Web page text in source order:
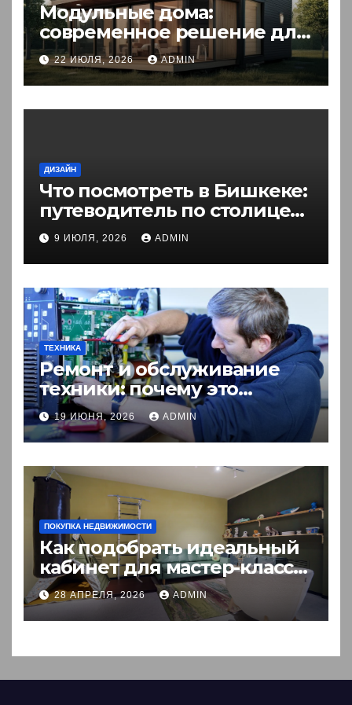
Модульные дома:
современное решение для
комфортного житья
22 ИЮЛЯ, 2026 ADMIN
ДИЗАЙН
Что посмотреть в Бишкеке:
путеводитель по столице
Кыргызстана
9 ИЮЛЯ, 2026 ADMIN
ТЕХНИКА
Ремонт и обслуживание
техники: почему это
выгоднее покупки новой?
19 ИЮНЯ, 2026 ADMIN
ПОКУПКА НЕДВИЖИМОСТИ
Как подобрать идеальный
кабинет для мастер-класса:
пошаговый гид
28 АПРЕЛЯ, 2026 ADMIN